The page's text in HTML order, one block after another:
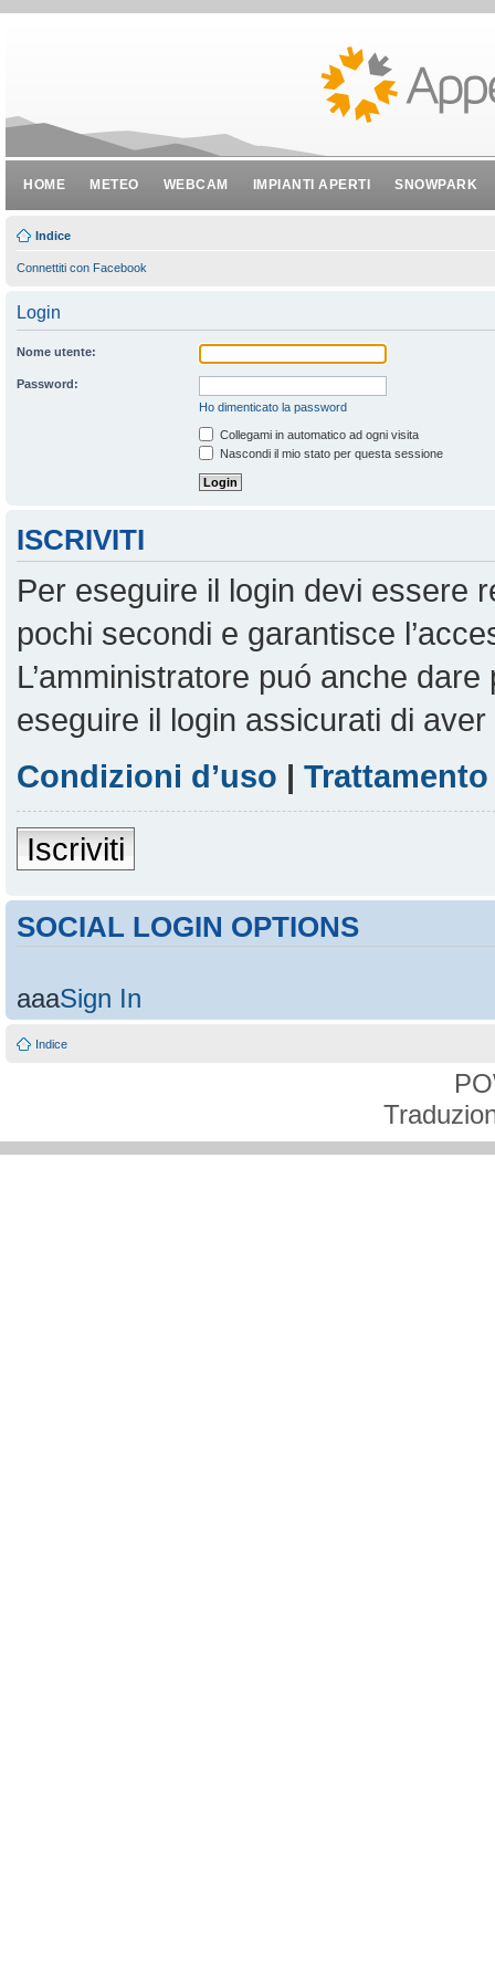
HOME METEO WEBCAM IMPIANTI APERTI SNOWPARK
Indice
Connettiti con Facebook
Login
Nome utente:
Password:
Ho dimenticato la password
Collegami in automatico ad ogni visita
Nascondi il mio stato per questa sessione
ISCRIVITI
Per eseguire il login devi essere
pochi secondi e garantisce
L’amministratore puó anche
eseguire il login assicurati di
Condizioni d’uso |
Iscriviti
SOCIAL LOGIN OPTIONS
aaaSign In
Indice